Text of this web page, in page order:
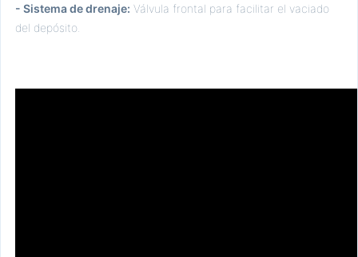
- Sistema de drenaje: Válvula frontal para facilitar el vaciado
del depósito.